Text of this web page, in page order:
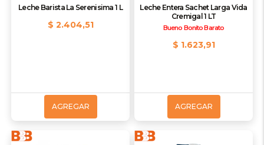
Leche Barista La Serenisima 1 L
$ 2.404,51
AGREGAR
Leche Entera Sachet Larga Vida
Cremigal 1 LT
Bueno Bonito Barato
$ 1.623,91
AGREGAR